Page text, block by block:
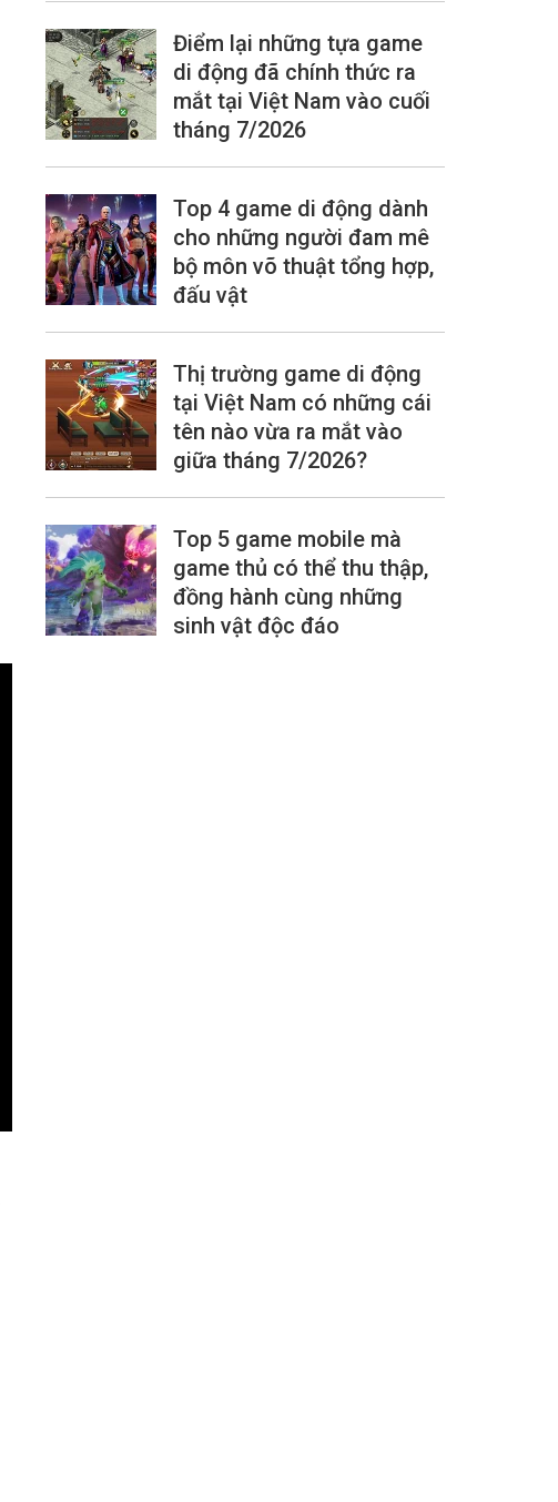
Điểm lại những tựa game
di động đã chính thức ra
mắt tại Việt Nam vào cuối
tháng 7/2026
Top 4 game di động dành
cho những người đam mê
bộ môn võ thuật tổng hợp,
đấu vật
Thị trường game di động
tại Việt Nam có những cái
tên nào vừa ra mắt vào
giữa tháng 7/2026?
Top 5 game mobile mà
game thủ có thể thu thập,
đồng hành cùng những
sinh vật độc đáo